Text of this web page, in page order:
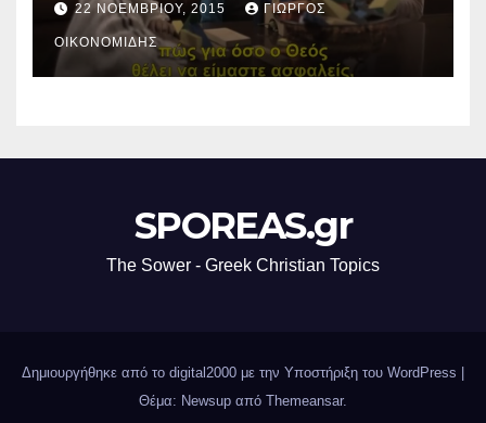
22 ΝΟΕΜΒΡΊΟΥ, 2015 ΓΙΏΡΓΟΣ
ΟΙΚΟΝΟΜΊΔΗΣ
SPOREAS.gr
The Sower - Greek Christian Topics
Δημιουργήθηκε από το digital2000 με την Υποστήριξη του WordPress
Θέμα: Newsup από Themeansar.